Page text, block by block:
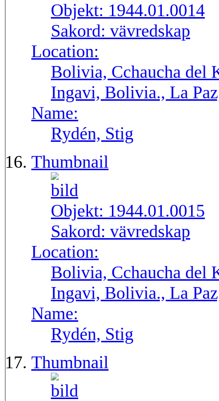
Objekt: 1944.01.0014
Sakord: vävredskap
Location:
Bolivia, Cchaucha del
Ingavi, Bolivia., La
Name:
Rydén, Stig
Thumbnail
Objekt: 1944.01.0015
Sakord: vävredskap
Location:
Bolivia, Cchaucha del
Ingavi, Bolivia., La
Name:
Rydén, Stig
Thumbnail